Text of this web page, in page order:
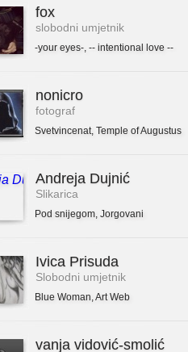
fox
slobodni umjetnik
-your eyes-, -- intentional love --
nonicro
fotograf
Svetvincenat, Temple of Augustus
Andreja Dujnić
Slikarica
Pod snijegom, Jorgovani
Ivica Prisuda
Slobodni umjetnik
Blue Woman,Art Web
vanja vidović-smolić